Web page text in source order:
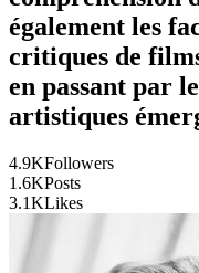
également les
critiques de
en passant par
artistiques
4.9KFollowers
1.6KPosts
3.1KLikes